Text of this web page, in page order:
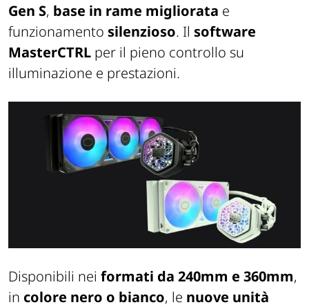
Gen S, base in rame migliorata e
funzionamento silenzioso. Il software
MasterCTRL per il pieno controllo su
illuminazione e prestazioni.
Disponibili nei formati da 240mm e 360mm,
in colore nero o bianco, le nuove unità